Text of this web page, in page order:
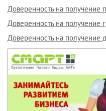
Доверенность на получение
Доверенность на
Доверенность на получение